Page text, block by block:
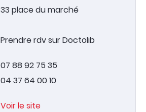
33 place du marché
Prendre rdv sur Doctolib
07 88 92 75 35
04 37 64 00 10
Voir le site
Votre mairie